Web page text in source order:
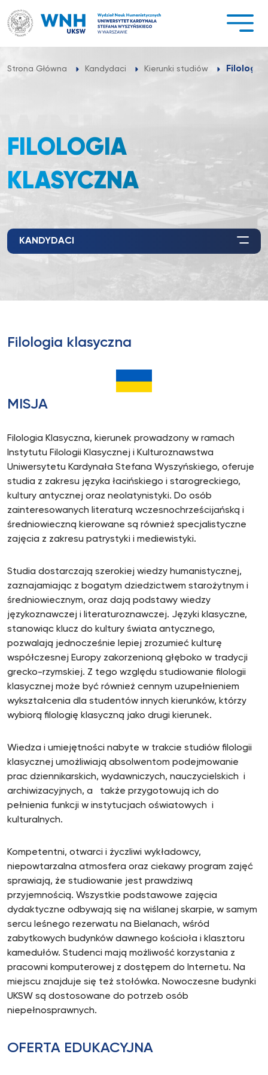
do
treści
Strona Główna Kandydaci Kierunki studiów
FILOLOGIA
KLASYCZNA
KANDYDACI
Filologia klasyczna
MISJA
Filologia Klasyczna, kierunek prowadzony w ramach
Instytutu Filologii Klasycznej i Kulturoznawstwa
Uniwersytetu Kardynała Stefana Wyszyńskiego, oferuje
studia z zakresu języka łacińskiego i starogreckiego,
kultury antycznej oraz neolatynistyki. Do osób
zainteresowanych literaturą wczesnochrześcijańską i
średniowieczną kierowane są również specjalistyczne
zajęcia z zakresu patrystyki i mediewistyki.
Studia dostarczają szerokiej wiedzy humanistycznej,
zaznajamiając z bogatym dziedzictwem starożytnym i
średniowiecznym, oraz dają podstawy wiedzy
językoznawczej i literaturoznawczej. Języki klasyczne,
stanowiąc klucz do kultury świata antycznego,
pozwalają jednocześnie lepiej zrozumieć kulturę
współczesnej Europy zakorzenioną głęboko w tradycji
grecko-rzymskiej. Z tego względu studiowanie filologii
klasycznej może być również cennym uzupełnieniem
wykształcenia dla studentów innych kierunków, którzy
wybiorą filologię klasyczną jako drugi kierunek.
Wiedza i umiejętności nabyte w trakcie studiów filologii
klasycznej umożliwiają absolwentom podejmowanie
prac dziennikarskich, wydawniczych, nauczycielskich i
archiwizacyjnych, a także przygotowują ich do
pełnienia funkcji w instytucjach oświatowych i
kulturalnych.
Kompetentni, otwarci i życzliwi wykładowcy,
niepowtarzalna atmosfera oraz ciekawy program zajęć
sprawiają, że studiowanie jest prawdziwą
przyjemnością. Wszystkie podstawowe zajęcia
dydaktyczne odbywają się na wiślanej skarpie, w samym
sercu leśnego rezerwatu na Bielanach, wśród
zabytkowych budynków dawnego kościoła i klasztoru
kamedułów. Studenci mają możliwość korzystania z
pracowni komputerowej z dostępem do Internetu. Na
miejscu znajduje się też stołówka. Nowoczesne budynki
UKSW są dostosowane do potrzeb osób
niepełnosprawnych.
OFERTA EDUKACYJNA